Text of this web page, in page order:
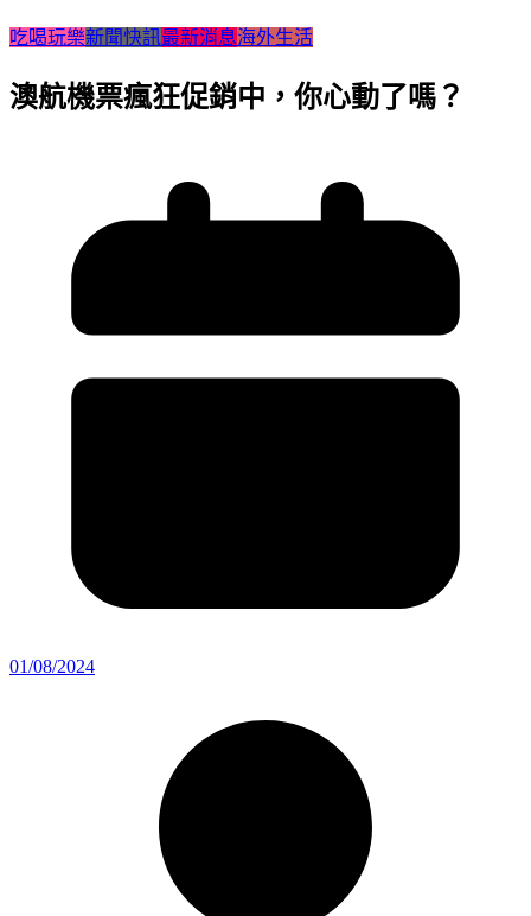
吃喝玩樂新聞快訊最新消息海外生活
澳航機票瘋狂促銷中，你心動了嗎？
01/08/2024